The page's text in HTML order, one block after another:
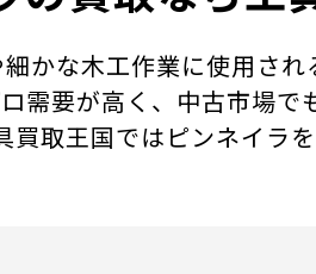
かな木工作業に使用さ
需要が高く、中古市場
買取王国ではピンネイラ